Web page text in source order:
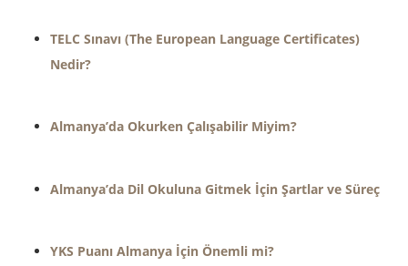
TELC Sınavı (The European Language Certificates)
Nedir?
Almanya’da Okurken Çalışabilir Miyim?
Almanya’da Dil Okuluna Gitmek İçin Şartlar ve Süreç
YKS Puanı Almanya İçin Önemli mi?